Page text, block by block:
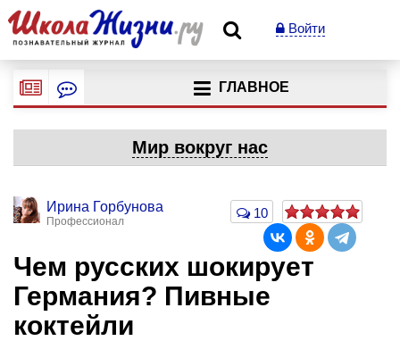
Войти
ГЛАВНОЕ
Мир вокруг нас
Ирина Горбунова
Профессионал
10
Чем русских шокирует
Германия? Пивные
коктейли